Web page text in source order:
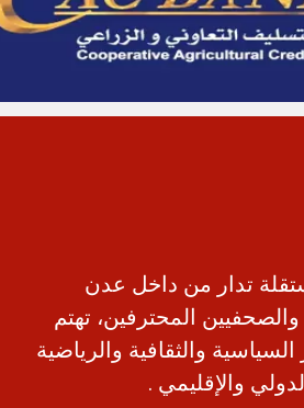
تدار من داخل عدن
والصحفيين المحترفين، تهتم
والثقافية والرياضية
والإقليمي .